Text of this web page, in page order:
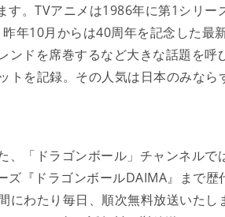
す。TVアニメは1986年に第1シリー
年10月からは40周年を記念した最
ンドを席巻するなど大きな話題を呼
トを記録。その人気は日本のみなら
、「ドラゴンボール」チャンネルで
『ドラゴンボールDAIMA』まで歴
にわたり毎日、順次無料放送いたし